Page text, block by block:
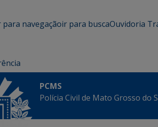
para navegaçãoir para buscaOuvidoria
PCMS
Polícia Civil de Mato Grosso do